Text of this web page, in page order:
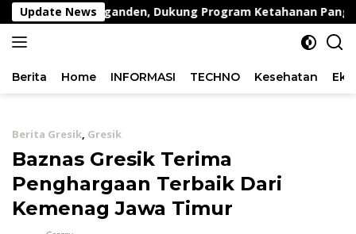
Langsung
ke
konten
Update News
di Desa Peganden, Dukung Program Ketahanan Pangan
Berita Home INFORMASI TECHNO Kesehatan
Berita Gresik, Gresik
Baznas Gresik Terima
Penghargaan Terbaik Dari
Kemenag Jawa Timur